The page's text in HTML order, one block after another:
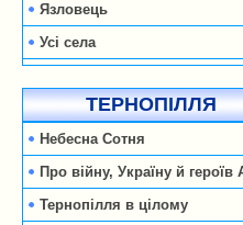
Язловець
Усі села
ТЕРНОПІЛЛЯ
Небесна Сотня
Про війну, Україну й героїв
Тернопілля в цілому